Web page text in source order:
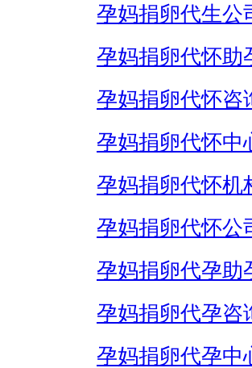
孕妈捐卵代生公
孕妈捐卵代怀助
孕妈捐卵代怀咨
孕妈捐卵代怀中
孕妈捐卵代怀机
孕妈捐卵代怀公
孕妈捐卵代孕助
孕妈捐卵代孕咨
孕妈捐卵代孕中